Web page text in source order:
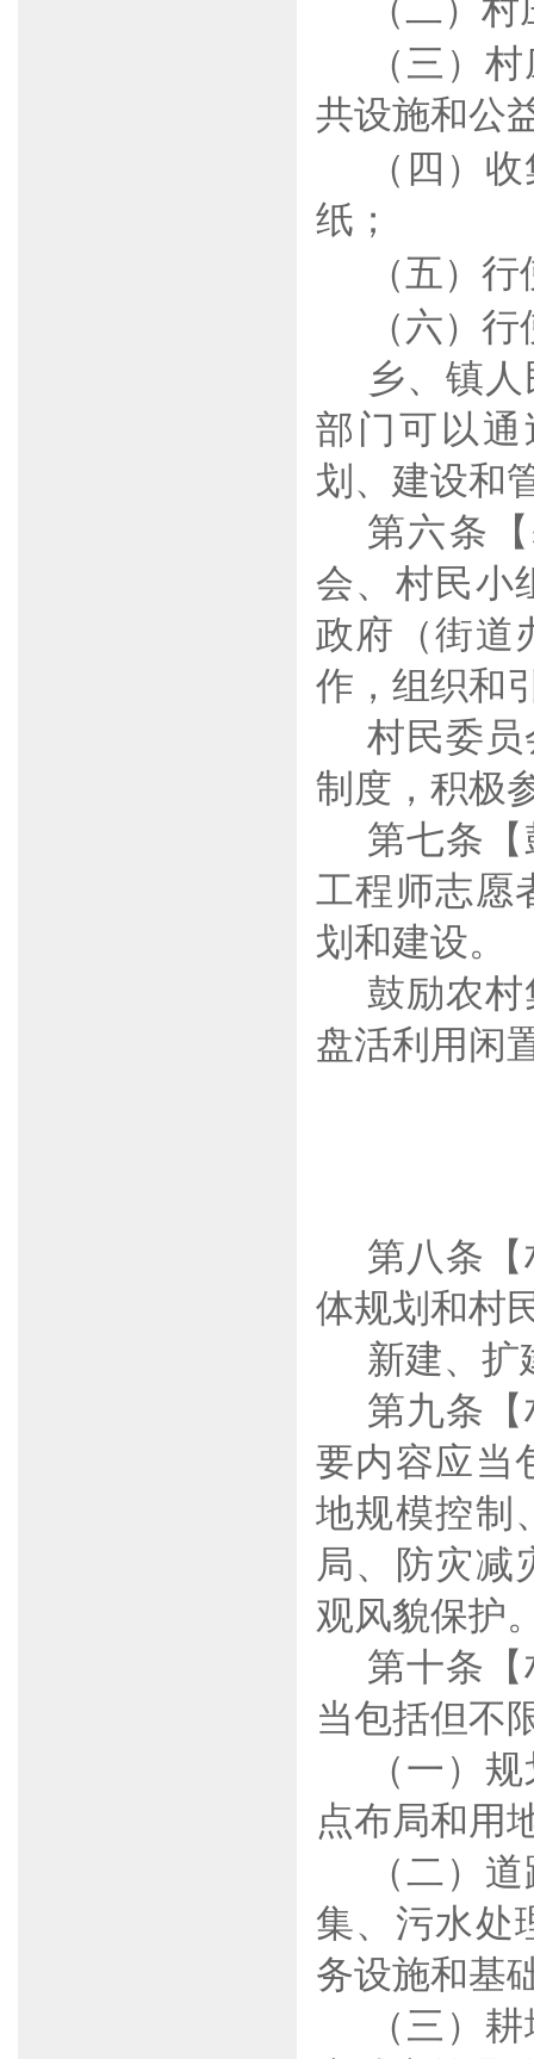
村
（三） 村
共设施和公
（四）
收
纸；
（五） 行
（六） 行
乡、镇
部门可以
划、建设和
第六条
会、村民小
政府（街道
作，组织和
村民委
制度，积极
第七条
工程师志愿
划和建设。
鼓励农
盘活利用闲
第八条
体规划和村
新建、扩
第九条
要内容应当
地规模控制
局、防灾减
观风貌保护
第十条
当包括但不
（一）
点布局和用
（二）
集、污水处
务设施和基
（三）